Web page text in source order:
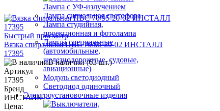
Лампа с УФ-излучением
Лампа сигнальная светофора
Лампа студийная,
проекционная и фотолампа
Лампы специальные
(автомобильные,
железнодорожные, судовые,
авиационные)
Модуль светодиодный
Светодиод одиночный
Электроустановочные изделия
Быстрый просмотр
Вязка спиральная ПВС 70/95-20-02 ИНСТАЛЛ
17395
В наличии (63 шт.)
Артикул
17395
Бренд
ИНСТАЛЛ
Цена: